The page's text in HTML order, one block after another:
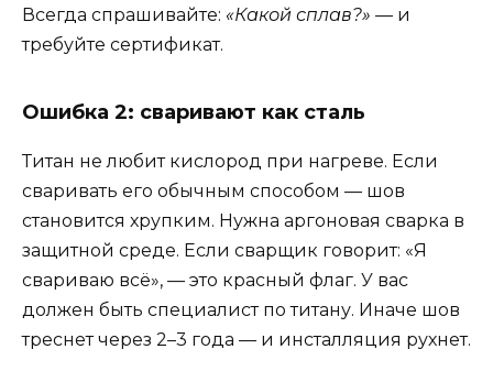
Всегда спрашивайте: «Какой сплав?» — и
требуйте сертификат.
Ошибка 2: сваривают как сталь
Титан не любит кислород при нагреве. Если
сваривать его обычным способом — шов
становится хрупким. Нужна аргоновая сварка в
защитной среде. Если сварщик говорит: «Я
свариваю всё», — это красный флаг. У вас
должен быть специалист по титану. Иначе шов
треснет через 2–3 года — и инсталляция рухнет.